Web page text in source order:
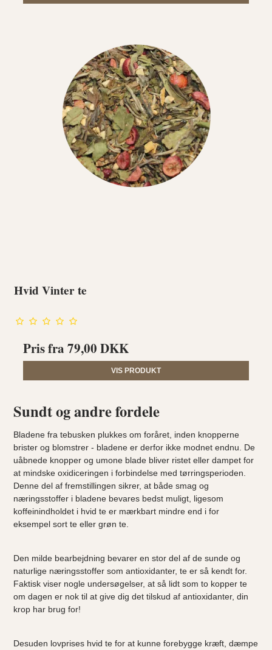
Hvid Vinter te
Pris fra79,00 DKK
VIS PRODUKT
Sundt og andre fordele
Bladene fra tebusken plukkes om foråret, inden knopperne
brister og blomstrer - bladene er derfor ikke modnet endnu. De
uåbnede knopper og umone blade bliver ristet eller dampet for
at mindske oxidiceringen i forbindelse med tørringsperioden.
Denne del af fremstillingen sikrer, at både smag og
næringsstoffer i bladene bevares bedst muligt, ligesom
koffeinindholdet i hvid te er mærkbart mindre end i for
eksempel sort te eller grøn te.
Den milde bearbejdning bevarer en stor del af de sunde og
naturlige næringsstoffer som antioxidanter, te er så kendt for.
Faktisk viser nogle undersøgelser, at så lidt som to kopper te
om dagen er nok til at give dig det tilskud af antioxidanter, din
krop har brug for!
Desuden lovprises hvid te for at kunne forebygge kræft, dæmpe